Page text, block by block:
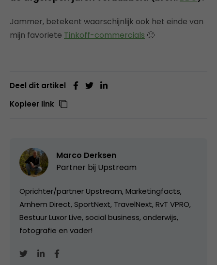
Jammer, betekent waarschijnlijk ook het einde van
mijn favoriete Tinkoff-commercials 🙁
Deel dit artikel
Kopieer link
Marco Derksen
Partner bij Upstream
Oprichter/partner Upstream, Marketingfacts,
Arnhem Direct, SportNext, TravelNext, RvT VPRO,
Bestuur Luxor Live, social business, onderwijs,
fotografie en vader!